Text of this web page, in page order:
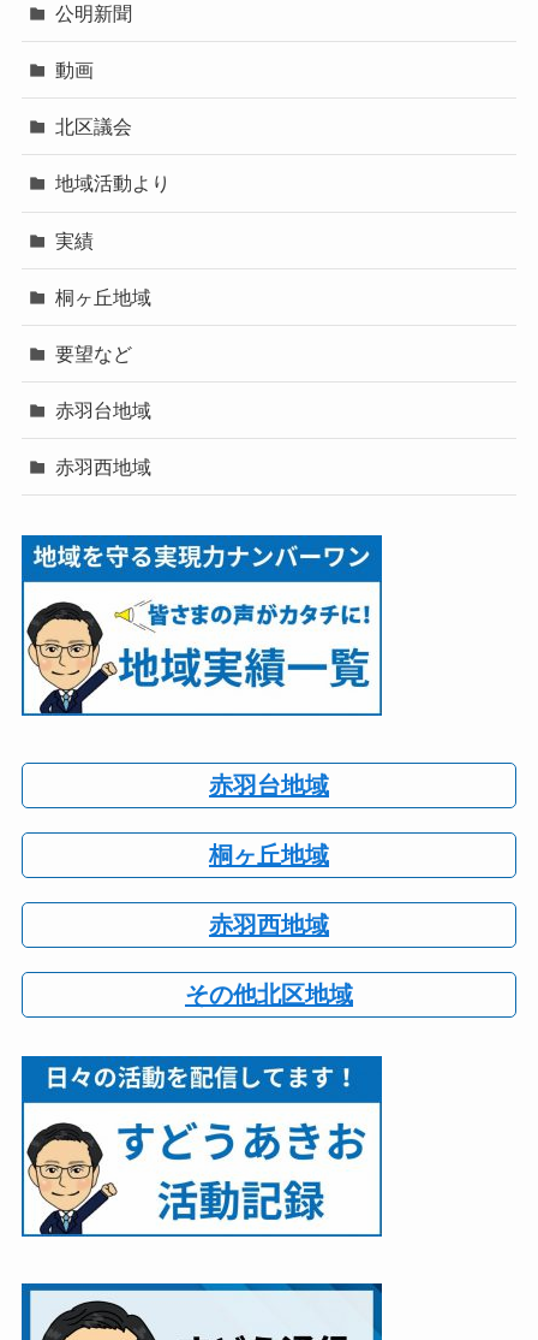
公明新聞
動画
北区議会
地域活動より
実績
桐ヶ丘地域
要望など
赤羽台地域
赤羽西地域
赤羽台地域
桐ヶ丘地域
赤羽西地域
その他北区地域